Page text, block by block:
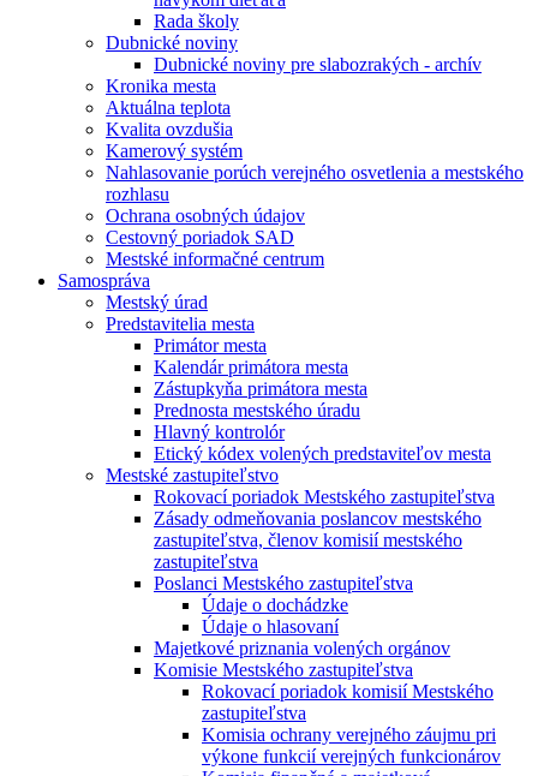
Rada školy
Dubnické noviny
Dubnické noviny pre slabozrakých - archív
Kronika mesta
Aktuálna teplota
Kvalita ovzdušia
Kamerový systém
Nahlasovanie porúch verejného osvetlenia a mestského
rozhlasu
Ochrana osobných údajov
Cestovný poriadok SAD
Mestské informačné centrum
Samospráva
Mestský úrad
Predstavitelia mesta
Primátor mesta
Kalendár primátora mesta
Zástupkyňa primátora mesta
Prednosta mestského úradu
Hlavný kontrolór
Etický kódex volených predstaviteľov mesta
Mestské zastupiteľstvo
Rokovací poriadok Mestského zastupiteľstva
Zásady odmeňovania poslancov mestského
zastupiteľstva, členov komisií mestského
zastupiteľstva
Poslanci Mestského zastupiteľstva
Údaje o dochádzke
Údaje o hlasovaní
Majetkové priznania volených orgánov
Komisie Mestského zastupiteľstva
Rokovací poriadok komisií Mestského
zastupiteľstva
Komisia ochrany verejného záujmu pri
výkone funkcií verejných funkcionárov